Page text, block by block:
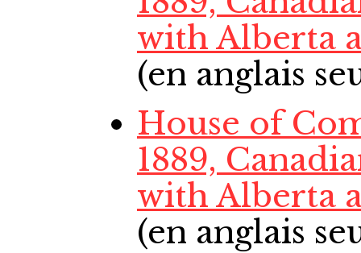
with Alberta
(en anglais
House of
1889,
with Alberta
(en anglais